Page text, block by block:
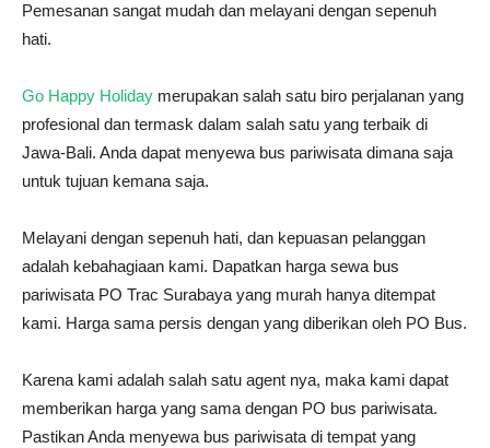
Pemesanan sangat mudah dan melayani dengan sepenuh
hati.
Go Happy Holiday merupakan salah satu biro perjalanan yang
profesional dan termask dalam salah satu yang terbaik di
Jawa-Bali. Anda dapat menyewa bus pariwisata dimana saja
untuk tujuan kemana saja.
Melayani dengan sepenuh hati, dan kepuasan pelanggan
adalah kebahagiaan kami. Dapatkan harga sewa bus
pariwisata PO Trac Surabaya yang murah hanya ditempat
kami. Harga sama persis dengan yang diberikan oleh PO Bus.
Karena kami adalah salah satu agent nya, maka kami dapat
memberikan harga yang sama dengan PO bus pariwisata.
Pastikan Anda menyewa bus pariwisata di tempat yang